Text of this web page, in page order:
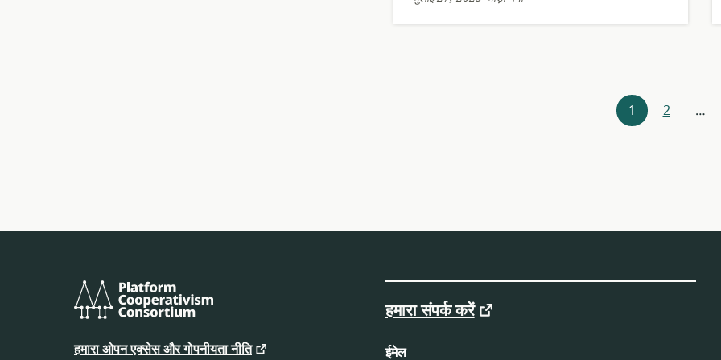
1 2 …
प्लेटफ़ॉर्म
कोऑपरेटिविज़म
कंसोर्टियम
हमारा ओपन एक्सेस और गोपनीयता नीति
हमारा संपर्क करें
ईमेल